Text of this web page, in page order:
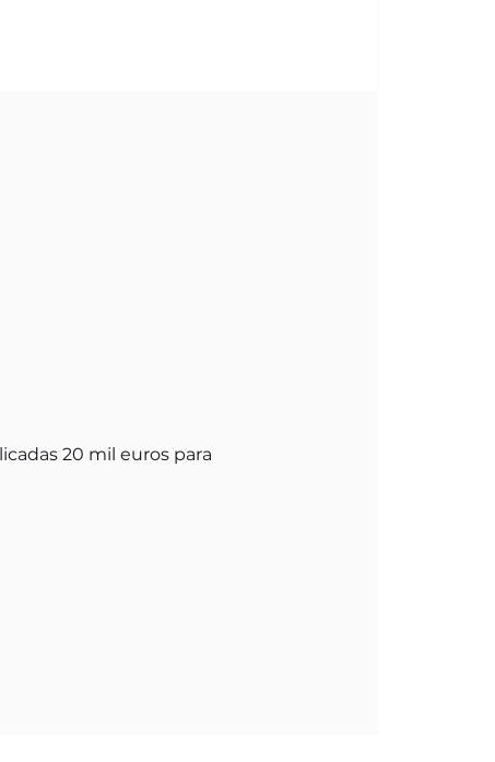
20 mil euros para